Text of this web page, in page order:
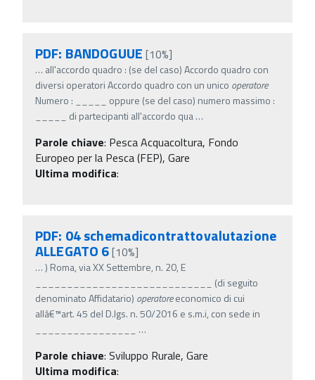
PDF: BANDOGUUE [10%]
… all'accordo quadro : (se del caso) Accordo quadro con
diversi operatori Accordo quadro con un unico operatore
Numero : _____ oppure (se del caso) numero massimo :
_____ di partecipanti all'accordo qua…
Parole chiave: Pesca Acquacoltura, Fondo
Europeo per la Pesca (FEP), Gare
Ultima modifica:
PDF: 04 schemadicontrattovalutazione
ALLEGATO 6[10%]
…) Roma, via XX Settembre, n. 20, E
____________________________ (di seguito
denominato Affidatario) operatoreeconomico di cui
allâ€™art. 45 del D.lgs. n. 50/2016 e s.m.i, con sede in
…
Parole chiave: Sviluppo Rurale, Gare
Ultima modifica: